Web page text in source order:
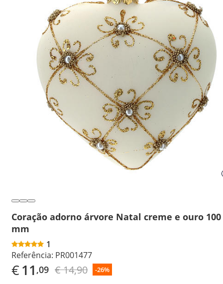
Coração adorno árvore Natal creme e ouro 100
mm
1
Referência: PR001477
€11 ,09 € 14,90 -26%